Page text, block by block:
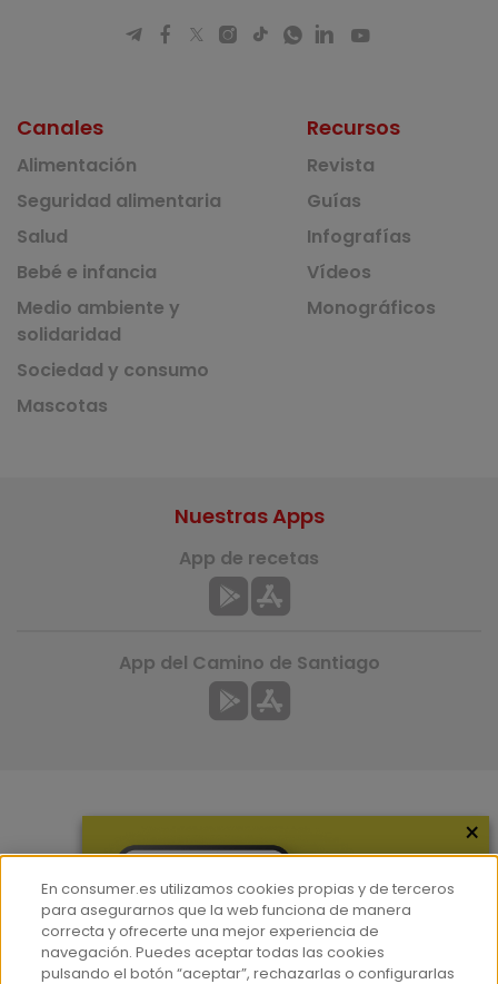
Canales
Alimentación
Seguridad alimentaria
Salud
Bebé e infancia
Medio ambiente y
solidaridad
Sociedad y consumo
Mascotas
Recursos
Revista
Guías
Infografías
Vídeos
Monográficos
Hemeroteca
Contacto
Nuestras Apps
App de recetas
App del Camino de Santiago
×
En consumer.es utilizamos cookies propias y de terceros
para asegurarnos que la web funciona de manera
correcta y ofrecerte una mejor experiencia de
navegación. Puedes aceptar todas las cookies
pulsando el botón “aceptar”, rechazarlas o configurarlas